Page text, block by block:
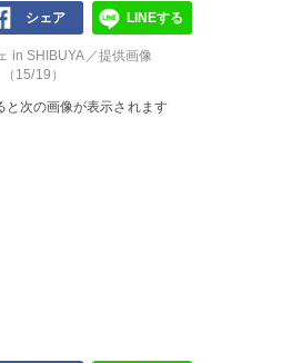
シェア LINEする
in SHIBUYA／提供画像
（15/19）
次の画像が表示されます